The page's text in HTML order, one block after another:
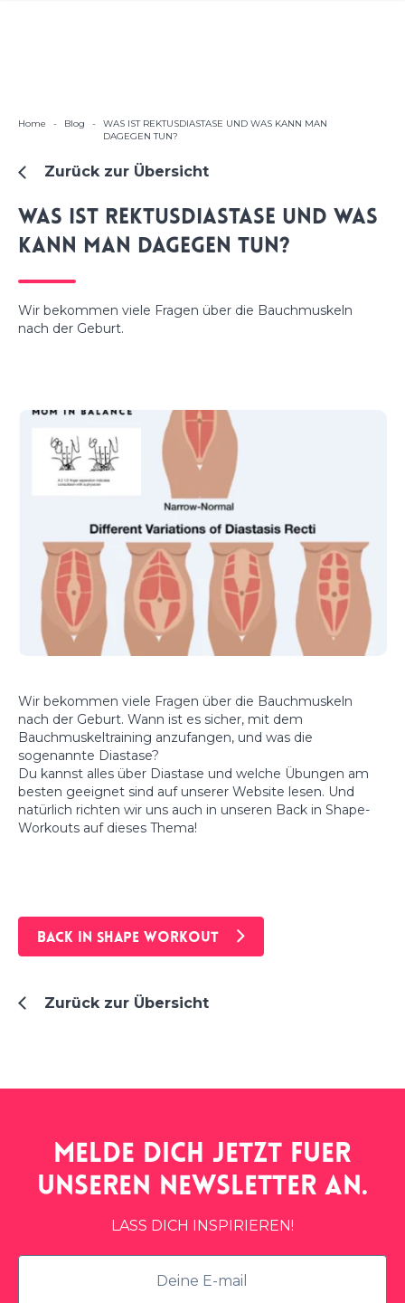
Home - Blog -
WAS IST REKTUSDIASTASE UND WAS KANN MAN
DAGEGEN TUN?
Zurück zur Übersicht
WAS IST REKTUSDIASTASE UND WAS
KANN MAN DAGEGEN TUN?
Wir bekommen viele Fragen über die Bauchmuskeln
nach der Geburt.
Wir bekommen viele Fragen über die Bauchmuskeln
nach der Geburt. Wann ist es sicher, mit dem
Bauchmuskeltraining anzufangen, und was die
sogenannte Diastase?
Du kannst alles über Diastase und welche Übungen am
besten geeignet sind auf unserer Website lesen. Und
natürlich richten wir uns auch in unseren Back in Shape-
Workouts auf dieses Thema!
BACK IN SHAPE WORKOUT
Zurück zur Übersicht
Melde dich jetzt fuer
unseren newsletteran.
LASS DICH INSPIRIEREN!